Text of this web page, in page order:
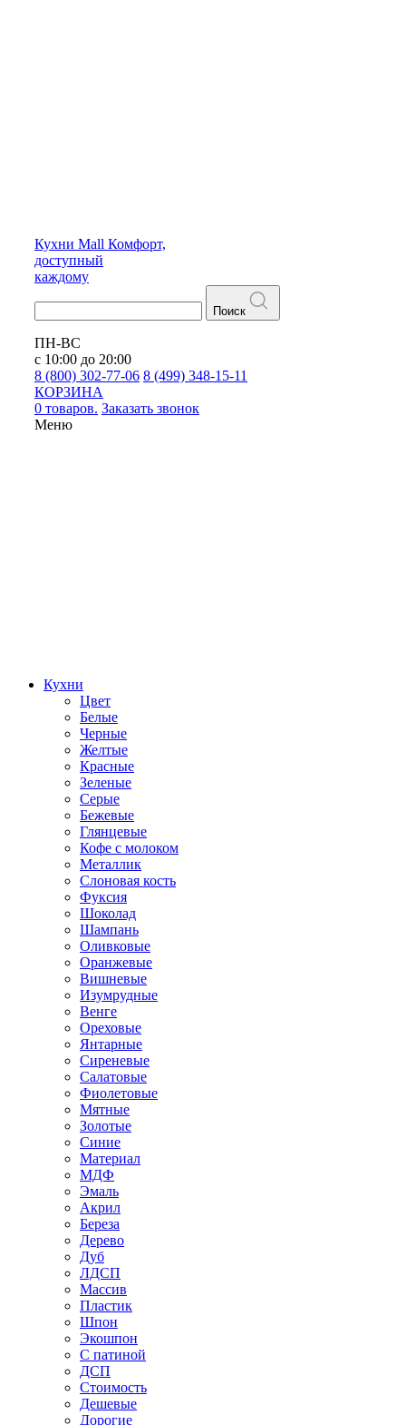
Кухни Mall Комфорт,
доступный
каждому
Поиск
ПН-ВС
с 10:00 до 20:00
8 (800) 302-77-06 8 (499) 348-15-11
КОРЗИНА
0 товаров. Заказать звонок
Меню
Кухни
Цвет
Белые
Черные
Желтые
Красные
Зеленые
Серые
Бежевые
Глянцевые
Кофе с молоком
Металлик
Слоновая кость
Фуксия
Шоколад
Шампань
Оливковые
Оранжевые
Вишневые
Изумрудные
Венге
Ореховые
Янтарные
Сиреневые
Салатовые
Фиолетовые
Мятные
Золотые
Синие
Материал
МДФ
Эмаль
Акрил
Береза
Дерево
Дуб
ЛДСП
Массив
Пластик
Шпон
Экошпон
С патиной
ДСП
Стоимость
Дешевые
Дорогие